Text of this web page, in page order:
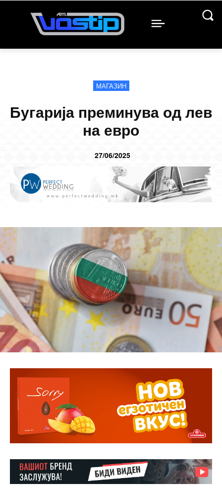
МАГАЗИН
Бугарија преминува од лев
на евро
27/06/2025